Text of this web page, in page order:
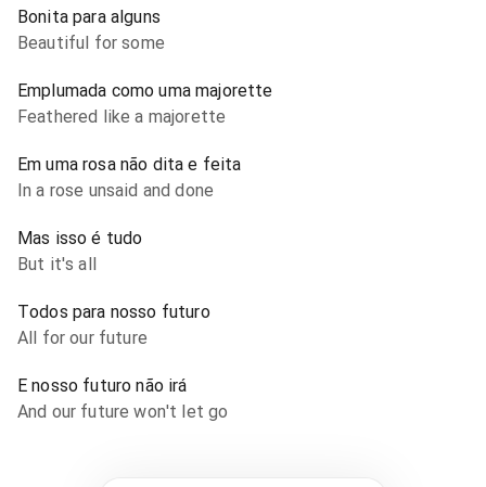
Bonita para alguns
Beautiful for some
Emplumada como uma majorette
Feathered like a majorette
Em uma rosa não dita e feita
In a rose unsaid and done
Mas isso é tudo
But it's all
Todos para nosso futuro
All for our future
E nosso futuro não irá
And our future won't let go